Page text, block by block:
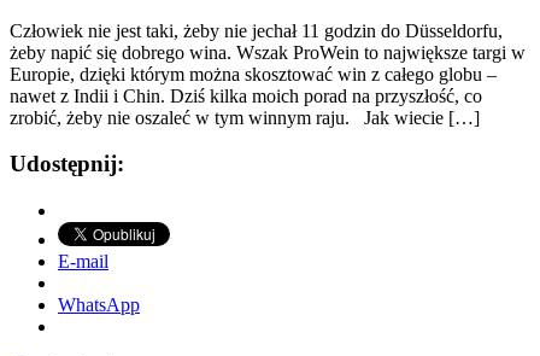
Człowiek nie jest taki, żeby nie jechał 11 godzin do Düsseldorfu,
żeby napić się dobrego wina. Wszak ProWein to największe targi w
Europie, dzięki którym można skosztować win z całego globu –
nawet z Indii i Chin. Dziś kilka moich porad na przyszłość, co
zrobić, żeby nie oszaleć w tym winnym raju. Jak wiecie […]
Udostępnij:
E-mail
WhatsApp